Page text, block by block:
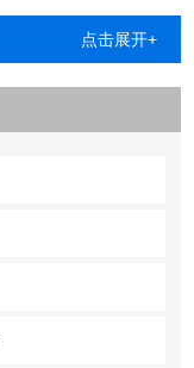
点击展开+